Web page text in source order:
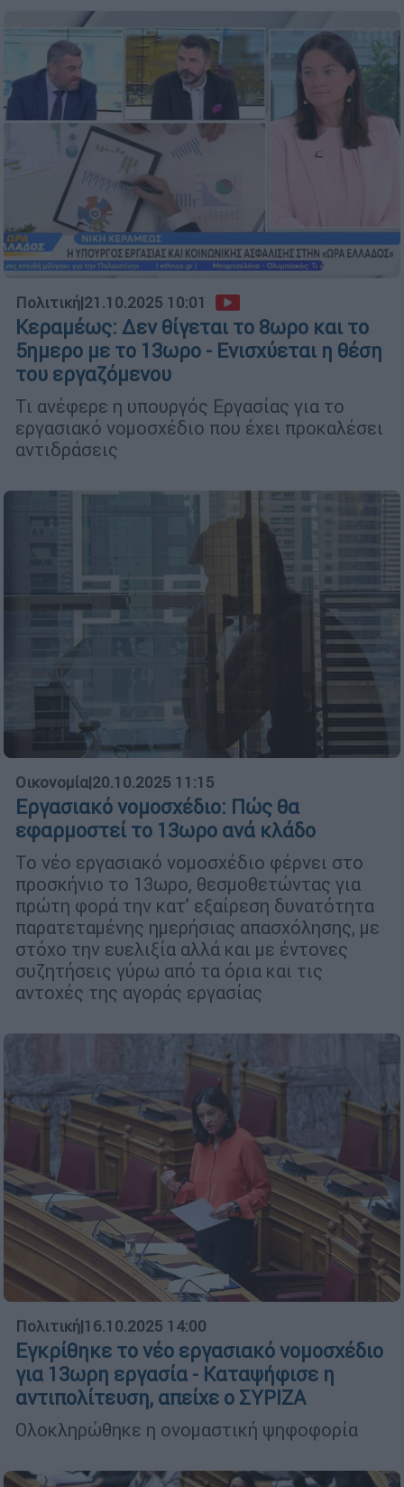
Πολιτική|21.10.2025 10:01
Κεραμέως: Δεν θίγεται το 8ωρο και το
5ημερο με το 13ωρο - Ενισχύεται η θέση
του εργαζόμενου
Τι ανέφερε η υπουργός Εργασίας για το
εργασιακό νομοσχέδιο που έχει προκαλέσει
αντιδράσεις
Οικονομία|20.10.2025 11:15
Εργασιακό νομοσχέδιο: Πώς θα
εφαρμοστεί το 13ωρο ανά κλάδο
Το νέο εργασιακό νομοσχέδιο φέρνει στο
προσκήνιο το 13ωρο, θεσμοθετώντας για
πρώτη φορά την κατ’ εξαίρεση δυνατότητα
παρατεταμένης ημερήσιας απασχόλησης, με
στόχο την ευελιξία αλλά και με έντονες
συζητήσεις γύρω από τα όρια και τις
αντοχές της αγοράς εργασίας
Πολιτική|16.10.2025 14:00
Εγκρίθηκε το νέο εργασιακό νομοσχέδιο
για 13ωρη εργασία - Καταψήφισε η
αντιπολίτευση, απείχε ο ΣΥΡΙΖΑ
Ολοκληρώθηκε η ονομαστική ψηφοφορία